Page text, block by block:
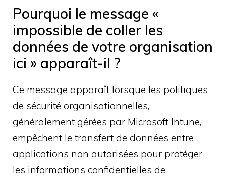
Pourquoi le message «
impossible de coller les
données de votre organisation
ici » apparaît-il ?
Ce message apparaît lorsque les politiques
de sécurité organisationnelles,
généralement gérées par Microsoft Intune,
empêchent le transfert de données entre
applications non autorisées pour protéger
les informations confidentielles de